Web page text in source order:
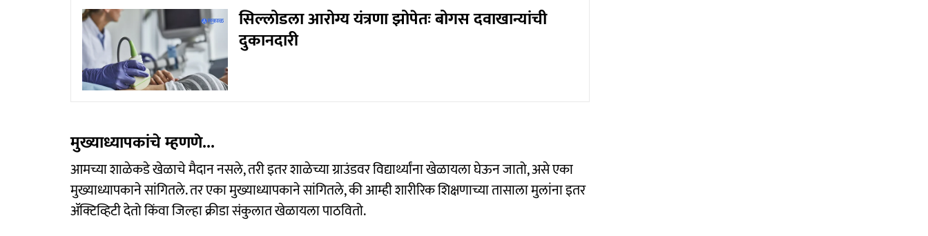
सिल्लोडला आरोग्य यंत्रणा झोपेतः बोगस दवाखान्यांची
दुकानदारी
मुख्याध्यापकांचे म्हणणे...
आमच्या शाळेकडे खेळाचे मैदान नसले, तरी इतर शाळेच्या ग्राउंडवर विद्यार्थ्यांना खेळायला घेऊन जातो, असे एका
मुख्याध्यापकाने सांगितले. तर एका मुख्याध्यापकाने सांगितले, की आम्ही शारीरिक शिक्षणाच्या तासाला मुलांना इतर
ॲक्टिव्हिटी देतो किंवा जिल्हा क्रीडा संकुलात खेळायला पाठवितो.